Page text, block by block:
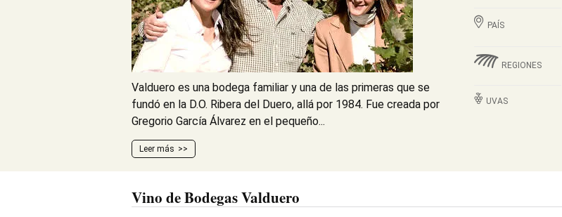
Valduero es una bodega familiar y una de las primeras que se
fundó en la D.O. Ribera del Duero, allá por 1984. Fue creada por
Gregorio García Álvarez en el pequeño...
Leer más
PAÍS
REGIONES
UVAS
Vino de Bodegas Valduero